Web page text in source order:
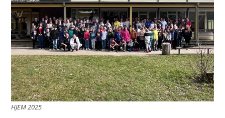
HJEM 2025